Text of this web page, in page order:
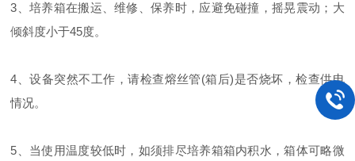
3、培养箱在搬运、维修、保养时，应避免碰撞，摇晃震动；大
倾斜度小于45度。
4、设备突然不工作，请检查熔丝管(箱后)是否烧坏，检查供电
情况。
5、当使用温度较低时，如须排尽培养箱箱内积水，箱体可略微